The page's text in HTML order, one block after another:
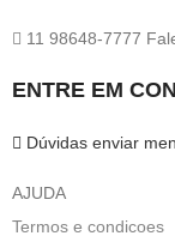
11 98648-7777
ENTRE EM
Dúvidas enviar
AJUDA
Termos e condicoes